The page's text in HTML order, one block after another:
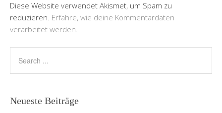
Diese Website verwendet Akismet, um Spam zu
reduzieren. Erfahre, wie deine Kommentardaten
verarbeitet werden.
Neueste Beiträge